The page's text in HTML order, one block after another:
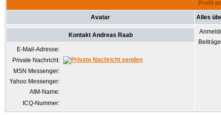
Profil
Avatar Alles
Kontakt Andreas Raab
E-Mail-Adresse:
Private Nachricht:
MSN Messenger:
Yahoo Messenger:
AIM-Name:
ICQ-Nummer: